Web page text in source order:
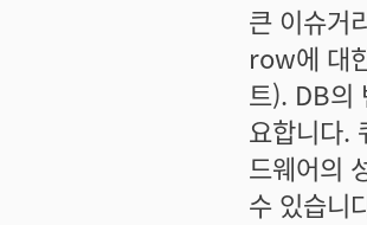
큰 이슈거
row에 대
트). DB의
요합니다.
드웨어의
수 있습니